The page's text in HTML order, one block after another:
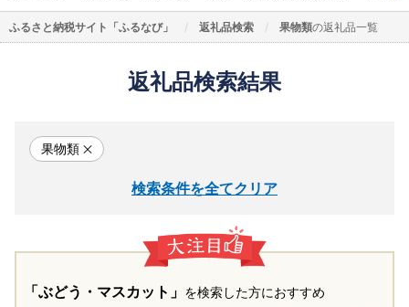
ふるさと納税サイト「ふるなび」 返礼品検索 果物類の返礼品一覧
返礼品検索結果
果物類
検索条件を全てクリア
「ぶどう・マスカット」 を検索した方におすすめ